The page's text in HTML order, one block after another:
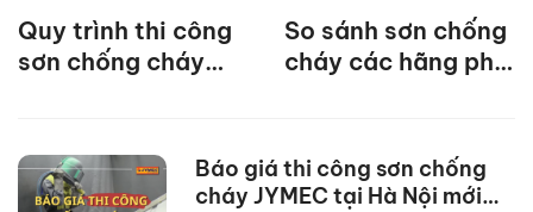
Quy trình thi công
sơn chống cháy
So sánh sơn chống
cháy các hãng phổ
Báo giá thi công sơn chống
cháy JYMEC tại Hà Nội mới